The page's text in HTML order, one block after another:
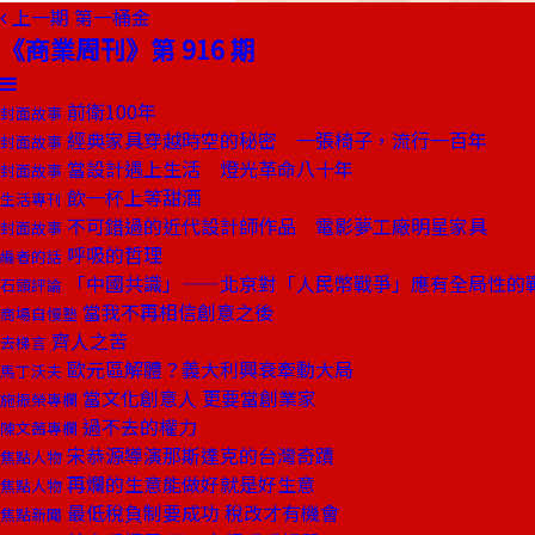
上一期 第一桶金
《商業周刊》第 916 期
封面故事 前衛100年
封面故事 經典家具穿越時空的秘密 一張椅子，流行一百年
封面故事 當設計遇上生活 燈光革命八十年
生活專刊 飲一杯上等甜酒
封面故事 不可錯過的近代設計師作品 電影夢工廠明星家具
編者的話 呼吸的哲理
石頭評論 「中國共識」——北京對「人民幣戰爭」應有全局性的
商場自慢塾 當我不再相信創意之後
去梯言 齊人之苦
馬丁沃夫 歐元區解體？義大利興衰牽動大局
施振榮專欄 當文化創意人 更要當創業家
陳文茜專欄 過不去的權力
焦點人物 宋恭源導演那斯達克的台灣奇蹟
焦點人物 再爛的生意能做好就是好生意
焦點新聞 最低稅負制要成功 稅改才有機會